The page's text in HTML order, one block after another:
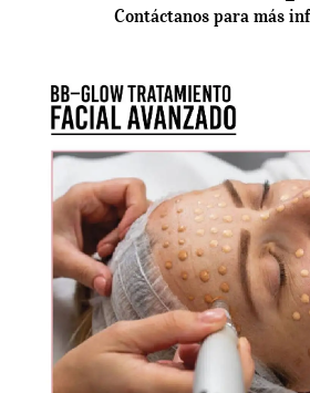
Contáctanos para más